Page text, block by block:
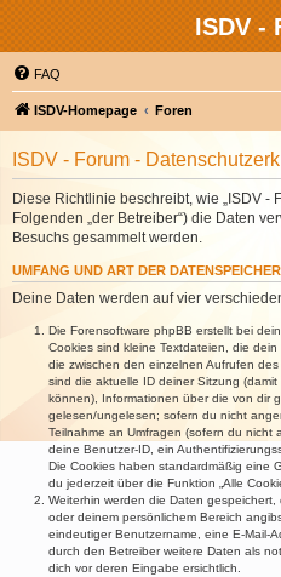
ISDV -
FAQ
ISDV-Homepage Foren
ISDV - Forum -
Diese Richtlinie beschreibt, wie „ISDV -
Folgenden „der Betreiber“) die Daten
Besuchs gesammelt werden.
UMFANG UND ART DER
Deine Daten werden auf vier
Die Forensoftware phpBB erstellt bei
Cookies sind kleine Textdateien, die
die zwischen den einzelnen Aufrufen
sind die aktuelle ID deiner Sitzung
können), Informationen über die von dir
gelesen/ungelesen; sofern du nicht
Teilnahme an Umfragen (sofern du nicht
deine Benutzer-ID, ein
Die Cookies haben standardmäßig eine
du jederzeit über die Funktion „Alle
Weiterhin werden die Daten
oder deinem persönlichem Bereich
eindeutiger Benutzername, eine E-Mail-
durch den Betreiber weitere Daten als
dich vor deren Eingabe ersichtlich.